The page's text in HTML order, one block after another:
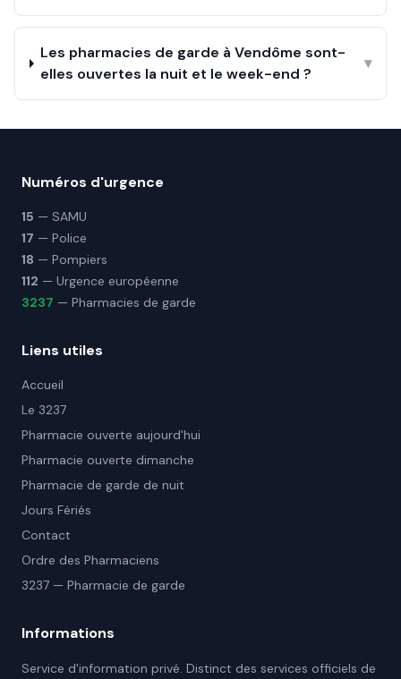
Les pharmacies de garde à Vendôme sont-
elles ouvertes la nuit et le week-end ?
▾
Numéros d'urgence
15 — SAMU
17 — Police
18 — Pompiers
112 — Urgence européenne
3237 — Pharmacies de garde
Liens utiles
Accueil
Le 3237
Pharmacie ouverte aujourd'hui
Pharmacie ouverte dimanche
Pharmacie de garde de nuit
Jours Fériés
Contact
Ordre des Pharmaciens
3237 — Pharmacie de garde
Informations
Service d'information privé. Distinct des services officiels de